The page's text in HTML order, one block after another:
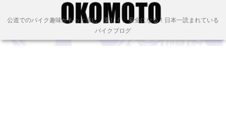
公道でのバイク趣味がもっと楽に、楽しく、安全になる！日本一読まれている
バイクブログ